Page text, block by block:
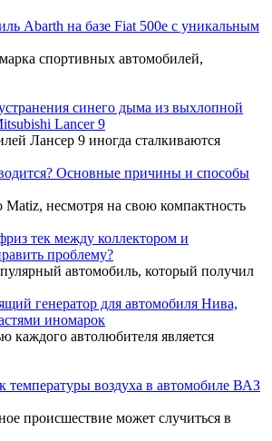
Abarth на базе Fiat 500e с уникальным
спортивных автомобилей,
синего дыма из выхлопной
Lancer 9
Лансер 9 иногда сталкиваются
Основные причины и способы
несмотря на свою компактность
тек между коллектором и
проблему?
автомобиль, который получил
генератор для автомобиля Нива,
иномарок
каждого автолюбителя является
температуры воздуха в автомобиле ВАЗ
происшествие может случиться в